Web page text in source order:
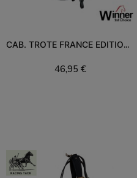
CAB. TROTE FRANCE EDITION BETA WINNER
46,95 €
Añadir al carrito